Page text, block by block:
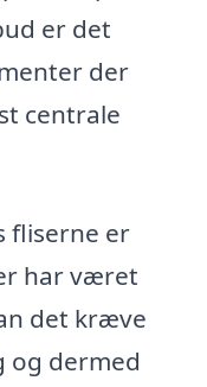
er det
der
centrale
fliserne er
har været
det kræve
og dermed